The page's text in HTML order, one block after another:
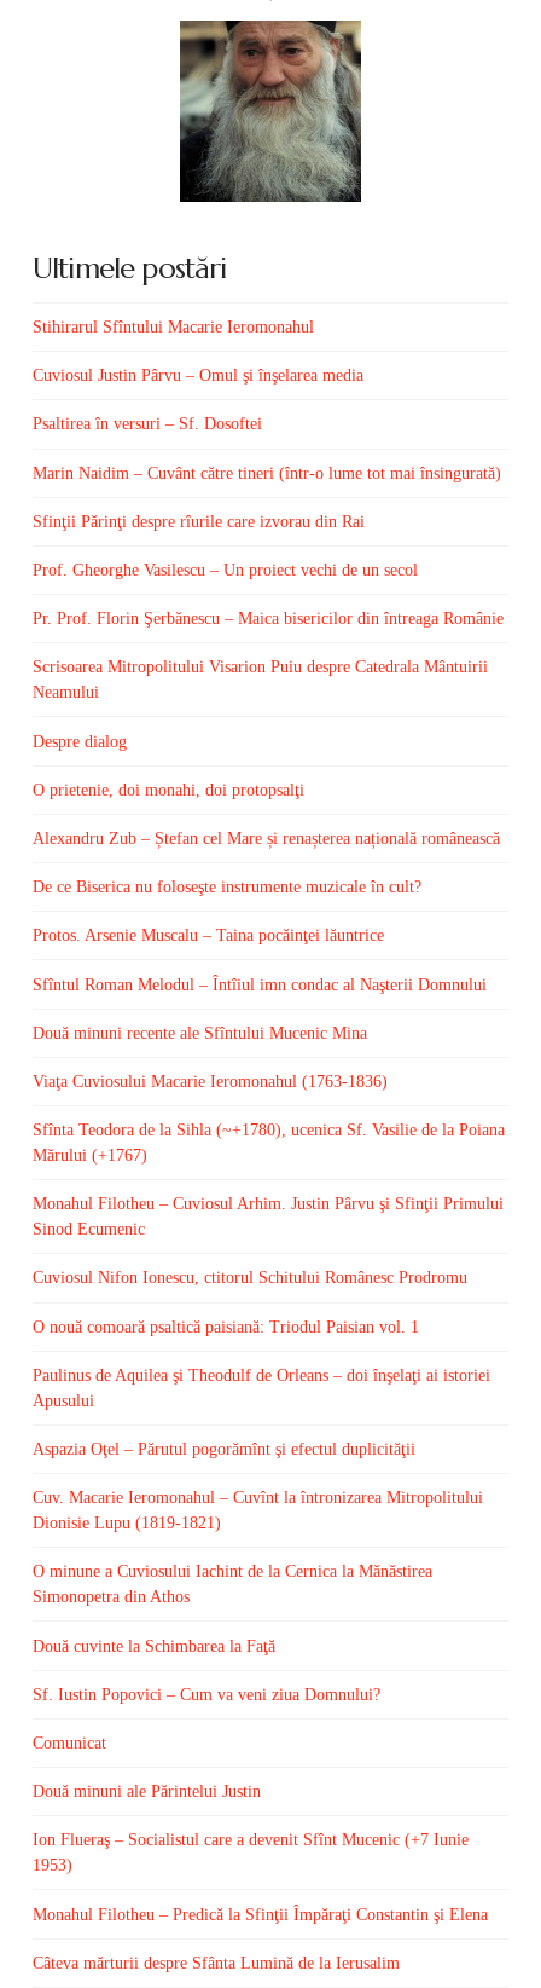
Ultimele postări
Stihirarul Sfîntului Macarie Ieromonahul
Cuviosul Justin Pârvu – Omul şi înşelarea media
Psaltirea în versuri – Sf. Dosoftei
Marin Naidim – Cuvânt către tineri (într-o lume tot mai însingurată)
Sfinţii Părinţi despre rîurile care izvorau din Rai
Prof. Gheorghe Vasilescu – Un proiect vechi de un secol
Pr. Prof. Florin Şerbănescu – Maica bisericilor din întreaga Românie
Scrisoarea Mitropolitului Visarion Puiu despre Catedrala Mântuirii
Neamului
Despre dialog
O prietenie, doi monahi, doi protopsalţi
Alexandru Zub – Ștefan cel Mare și renașterea națională românească
De ce Biserica nu foloseşte instrumente muzicale în cult?
Protos. Arsenie Muscalu – Taina pocăinţei lăuntrice
Sfîntul Roman Melodul – Întîiul imn condac al Naşterii Domnului
Două minuni recente ale Sfîntului Mucenic Mina
Viaţa Cuviosului Macarie Ieromonahul (1763-1836)
Sfînta Teodora de la Sihla (~+1780), ucenica Sf. Vasilie de la Poiana
Mărului (+1767)
Monahul Filotheu – Cuviosul Arhim. Justin Pârvu şi Sfinţii Primului
Sinod Ecumenic
Cuviosul Nifon Ionescu, ctitorul Schitului Românesc Prodromu
O nouă comoară psaltică paisiană: Triodul Paisian vol. 1
Paulinus de Aquilea şi Theodulf de Orleans – doi înşelaţi ai istoriei
Apusului
Aspazia Oţel – Părutul pogorămînt şi efectul duplicităţii
Cuv. Macarie Ieromonahul – Cuvînt la întronizarea Mitropolitului
Dionisie Lupu (1819-1821)
O minune a Cuviosului Iachint de la Cernica la Mănăstirea
Simonopetra din Athos
Două cuvinte la Schimbarea la Faţă
Sf. Iustin Popovici – Cum va veni ziua Domnului?
Comunicat
Două minuni ale Părintelui Justin
Ion Flueraş – Socialistul care a devenit Sfînt Mucenic (+7 Iunie
1953)
Monahul Filotheu – Predică la Sfinţii Împăraţi Constantin şi Elena
Câteva mărturii despre Sfânta Lumină de la Ierusalim